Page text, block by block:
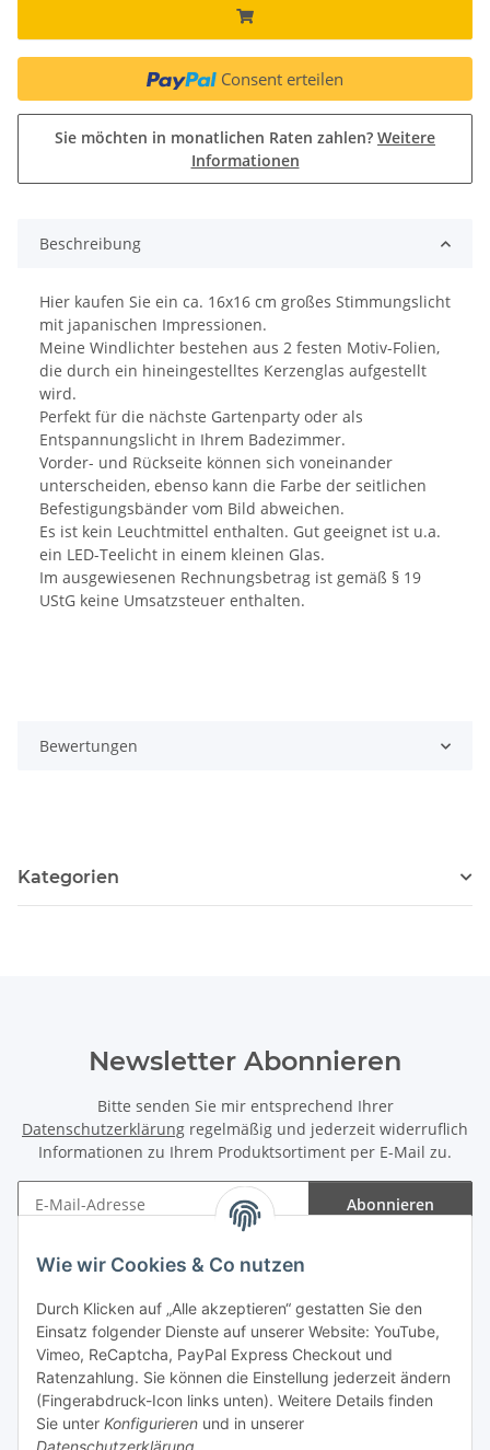
Wie wir Cookies & Co nutzen
Durch Klicken auf „Alle akzeptieren“ gestatten Sie den
Einsatz folgender Dienste auf unserer Website: YouTube,
Vimeo, ReCaptcha, PayPal Express Checkout und
Ratenzahlung. Sie können die Einstellung jederzeit ändern
(Fingerabdruck-Icon links unten). Weitere Details finden
Sie unter Konfigurieren und in unserer
Consent erteilen
Sie möchten in monatlichen Raten zahlen? Weitere
Informationen
Beschreibung
Hier kaufen Sie ein ca. 16x16 cm großes Stimmungslicht
mit japanischen Impressionen.
Meine Windlichter bestehen aus 2 festen Motiv-Folien,
die durch ein hineingestelltes Kerzenglas aufgestellt
wird.
Perfekt für die nächste Gartenparty oder als
Entspannungslicht in Ihrem Badezimmer.
Vorder- und Rückseite können sich voneinander
unterscheiden, ebenso kann die Farbe der seitlichen
Befestigungsbänder vom Bild abweichen.
Es ist kein Leuchtmittel enthalten. Gut geeignet ist u.a.
ein LED-Teelicht in einem kleinen Glas.
Im ausgewiesenen Rechnungsbetrag ist gemäß § 19
UStG keine Umsatzsteuer enthalten.
Bewertungen
Kategorien
Newsletter Abonnieren
Bitte senden Sie mir entsprechend Ihrer
Datenschutzerklärung regelmäßig und jederzeit widerruflich
Informationen zu Ihrem Produktsortiment per E-Mail zu.
Abonnieren
Gesetzliche Informationen